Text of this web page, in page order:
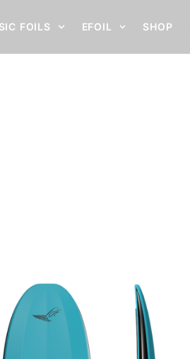
FOILS EFOIL SHOP